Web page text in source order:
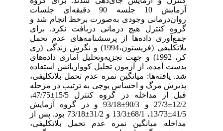
آزمایش 10 جلسه 90 دقیقه‌ای جلسات
روان‌درمانی وجودی به‌صورت برخط انجام شد و
گروه کنترل هیچ درمانی دریافت نکرد. برای
جمع‌آوری داده‌ها از پرسشنامه‌های عدم تحمل
بلاتکلیفی (فریستون،1994) و نگرش زندگی (ری
کر، 1992) و جهت تجزیه‌وتحلیل آماری داده‌های
بدست آمده، از آزمون تحلیل کوواریانس استفاده
شد. یافته‌ها: میانگین نمره عدم تحمل بلاتکلیفی،
پذیرش مرگ و احساس پوچی به ترتیب در مرحله
قبل از مداخله در گروه کنترل 15/5±47/75،
12/2±27/3 و 90/3±93/18 و در گروه آزمایش
41/5±13/73، 68/1±13/3 و 31/2±73/18 بود. پس از
مداخله میانگین نمره عدم تحمل بلاتکلیفی،